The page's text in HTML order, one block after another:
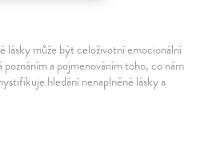
lásky může být celoživotní emocionální
poznáním a pojmenováním toho, co nám
hledání nenaplněné lásky a